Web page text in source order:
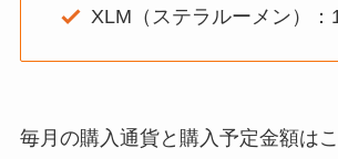
XLM（ステラルーメン）：
毎月の購入通貨と購入予定金額は